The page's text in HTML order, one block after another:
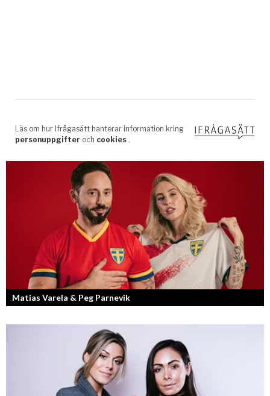
Matias Varela & Peg Parnevik
Här i Sverige så finns det en bred mix av olika nationaliteter från hela
världen och många svenskar har en annan grundnationalitet...